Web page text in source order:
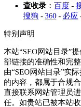
查收录 ： 百度 -
搜狗 - 360 - 必应
特别声明
本站“SEO网站目录”
部链接的准确性和完
由“SEO网站目录”实
的内容，都属于合规
直接联系网站管理员
任。如贵站已被本站